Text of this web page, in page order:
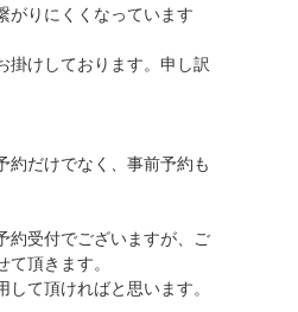
がりにくくなっています
掛けしております。申し訳
約だけでなく、事前予約も
約受付でございますが、ご
頂きます。
て頂ければと思います。